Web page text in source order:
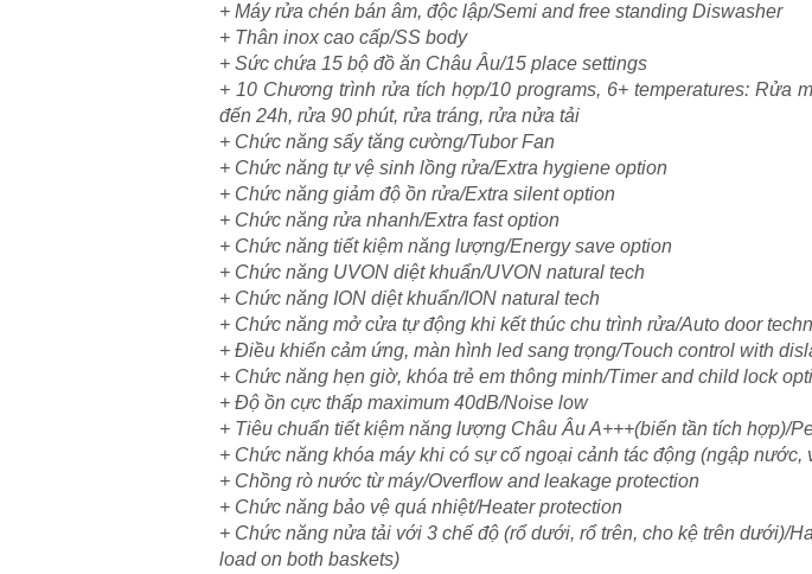
+ Máy rửa chén bán âm, độc lập/Semi and free standing Diswasher
+ Thân inox cao cấp/SS body
+ Sức chứa 15 bộ đồ ăn Châu Âu/15 place settings
+ 10 Chương trình rửa tích hợp/10 programs, 6+ temperatures:
đến 24h, rửa 90 phút, rửa tráng, rửa nửa tải
+ Chức năng sấy tăng cường/Tubor Fan
+ Chức năng tự vệ sinh lồng rửa/Extra hygiene option
+ Chức năng giảm độ ồn rửa/Extra silent option
+ Chức năng rửa nhanh/Extra fast option
+ Chức năng tiết kiệm năng lượng/Energy save option
+ Chức năng UVON diệt khuẩn/UVON natural tech
+ Chức năng ION diệt khuẩn/ION natural tech
+ Chức năng mở cửa tự động khi kết thúc chu trình rửa/Auto door
+ Điều khiển cảm ứng, màn hình led sang trọng/Touch control with
+ Chức năng hẹn giờ, khóa trẻ em thông minh/Timer and child lock
+ Độ ồn cực thấp maximum 40dB/Noise low
+ Tiêu chuẩn tiết kiệm năng lượng Châu Âu A+++(biến tần tích hợp)/
+ Chức năng khóa máy khi có sự cố ngoại cảnh tác động (ngập
+ Chồng rò nước từ máy/Overflow and leakage protection
+ Chức năng bảo vệ quá nhiệt/Heater protection
+ Chức năng nửa tải với 3 chế độ (rổ dưới, rổ trên, cho kệ trên dưới)/
load on both baskets)